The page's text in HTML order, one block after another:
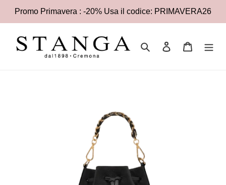
contenuti
Promo Primavera : -20% Usa il codice: PRIMAVERA26
Cerca Accedi Carrello